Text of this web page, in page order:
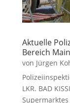
Aktuelle
Bereich
von Jürgen
LKR. BAD